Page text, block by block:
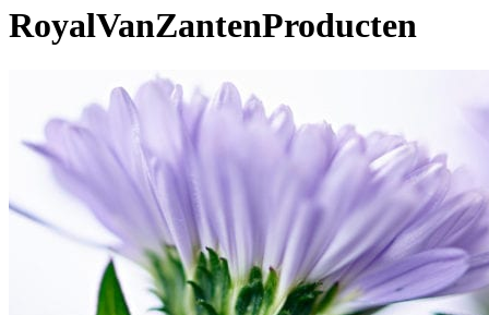
RoyalVanZantenProducten